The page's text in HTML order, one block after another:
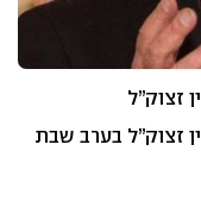
זצוק”ל
זצוק”ל בערב שבת